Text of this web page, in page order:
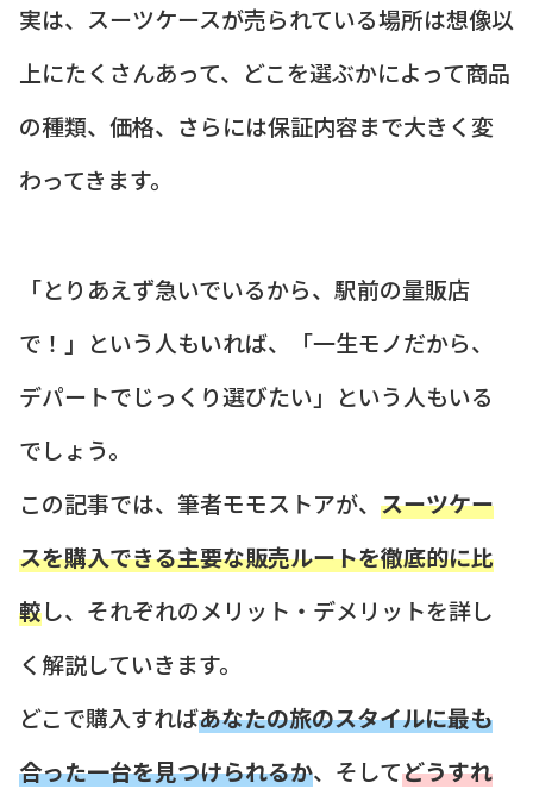
実は、スーツケースが売られている場所は想像以
上にたくさんあって、どこを選ぶかによって商品
の種類、価格、さらには保証内容まで大きく変
わってきます。
「とりあえず急いでいるから、駅前の量販店
で！」という人もいれば、「一生モノだから、
デパートでじっくり選びたい」という人もいる
でしょう。
この記事では、筆者モモストアが、 スーツケー
スを購入できる主要な販売ルートを徹底的に比
較し、それぞれのメリット・デメリットを詳し
く解説していきます。
どこで購入すればあなたの旅のスタイルに最も
合った一台を見つけられるか、そしてどうすれ